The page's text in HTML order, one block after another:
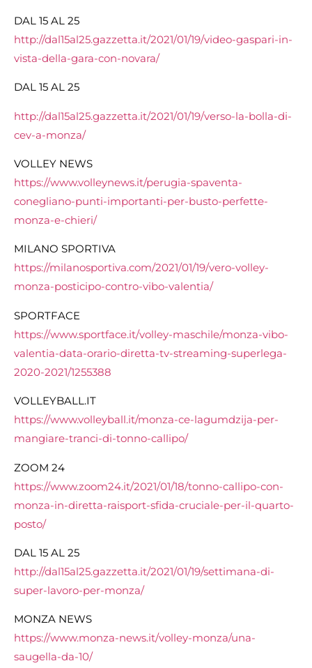
DAL 15 AL 25
http://dal15al25.gazzetta.it/2021/01/19/video-gaspari-in-
vista-della-gara-con-novara/
DAL 15 AL 25
http://dal15al25.gazzetta.it/2021/01/19/verso-la-bolla-di-
cev-a-monza/
VOLLEY NEWS
https://www.volleynews.it/perugia-spaventa-
conegliano-punti-importanti-per-busto-perfette-
monza-e-chieri/
MILANO SPORTIVA
https://milanosportiva.com/2021/01/19/vero-volley-
monza-posticipo-contro-vibo-valentia/
SPORTFACE
https://www.sportface.it/volley-maschile/monza-vibo-
valentia-data-orario-diretta-tv-streaming-superlega-
2020-2021/1255388
VOLLEYBALL.IT
https://www.volleyball.it/monza-ce-lagumdzija-per-
mangiare-tranci-di-tonno-callipo/
ZOOM 24
https://www.zoom24.it/2021/01/18/tonno-callipo-con-
monza-in-diretta-raisport-sfida-cruciale-per-il-quarto-
posto/
DAL 15 AL 25
http://dal15al25.gazzetta.it/2021/01/19/settimana-di-
super-lavoro-per-monza/
MONZA NEWS
https://www.monza-news.it/volley-monza/una-
saugella-da-10/